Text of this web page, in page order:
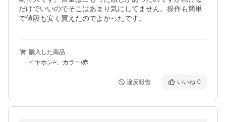
だけでいいのでそこはあまり気にしてません。操作も簡単
で値段も安く買えたのでよかったです。
購入した商品
イヤホン/-、カラー/赤
違反報告 いいね 0